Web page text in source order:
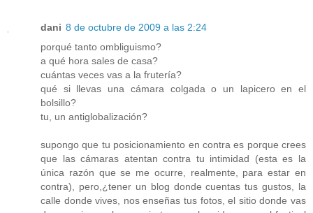
dani 8 de octubre de 2009 a las 2:24
porqué tanto ombliguismo?
a qué hora sales de casa?
cuántas veces vas a la frutería?
qué si llevas una cámara colgada o un lapicero en el
bolsillo?
tu, un antiglobalización?
supongo que tu posicionamiento en contra es porque crees
que las cámaras atentan contra tu intimidad (esta es la
única razón que se me ocurre, realmente, para estar en
contra), pero,¿tener un blog donde cuentas tus gustos, la
calle donde vives, nos enseñas tus fotos, el sitio donde vas